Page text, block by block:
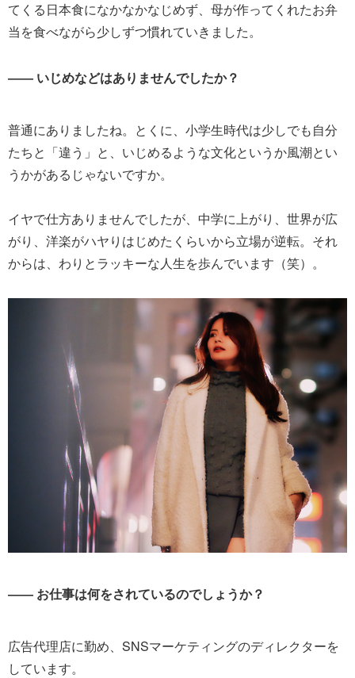
てくる日本食になかなかなじめず、母が作ってくれたお弁
当を食べながら少しずつ慣れていきました。
―― いじめなどはありませんでしたか？
普通にありましたね。とくに、小学生時代は少しでも自分
たちと「違う」と、いじめるような文化というか風潮とい
うかがあるじゃないですか。
イヤで仕方ありませんでしたが、中学に上がり、世界が広
がり、洋楽がハヤりはじめたくらいから立場が逆転。それ
からは、わりとラッキーな人生を歩んでいます（笑）。
―― お仕事は何をされているのでしょうか？
広告代理店に勤め、SNSマーケティングのディレクターを
しています。